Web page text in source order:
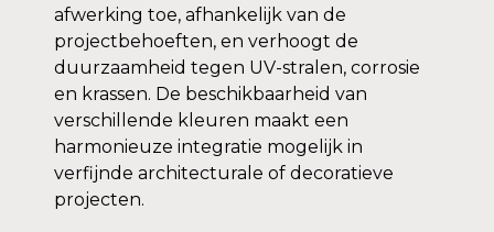
afwerking toe, afhankelijk van de
projectbehoeften, en verhoogt de
duurzaamheid tegen UV-stralen, corrosie
en krassen. De beschikbaarheid van
verschillende kleuren maakt een
harmonieuze integratie mogelijk in
verfijnde architecturale of decoratieve
projecten.